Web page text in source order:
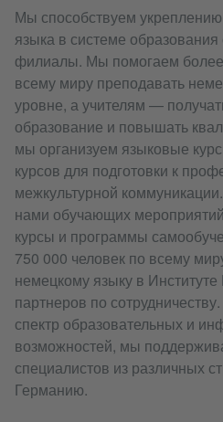
Мы способствуем
языка в системе образования
филиалы. Мы помогаем
всему миру преподавать
уровне, а учителям —
образование и повышать
мы организуем языковые
курсов для подготовки к
межкультурной
нами обучающих
курсы и программы
750 000 человек по всему
немецкому языку в
партнеров по
спектр образовательных и
возможностей, мы
специалистов из различных
Германию.